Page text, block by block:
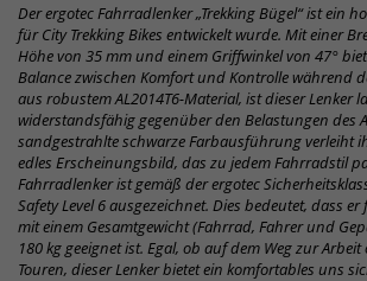
Der ergotec Fahrradlenker „Trekking Bügel“ ist ein
für City Trekking Bikes entwickelt wurde. Mit einer
Höhe von 35 mm und einem Griffwinkel von 47°
Balance zwischen Komfort und Kontrolle während
aus robustem AL2014T6-Material, ist dieser Lenker
widerstandsfähig gegenüber den Belastungen des
sandgestrahlte schwarze Farbausführung verleiht
edles Erscheinungsbild, das zu jedem Fahrradstil
Fahrradlenker ist gemäß der ergotec
Safety Level 6 ausgezeichnet. Dies bedeutet, dass er
mit einem Gesamtgewicht (Fahrrad, Fahrer und
180 kg geeignet ist. Egal, ob auf dem Weg zur
Touren, dieser Lenker bietet ein komfortables uns